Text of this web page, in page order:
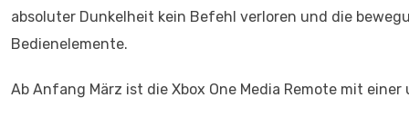
absoluter Dunkelheit kein Befehl verloren und die
Bedienelemente.
Ab Anfang März ist die Xbox One Media Remote mit